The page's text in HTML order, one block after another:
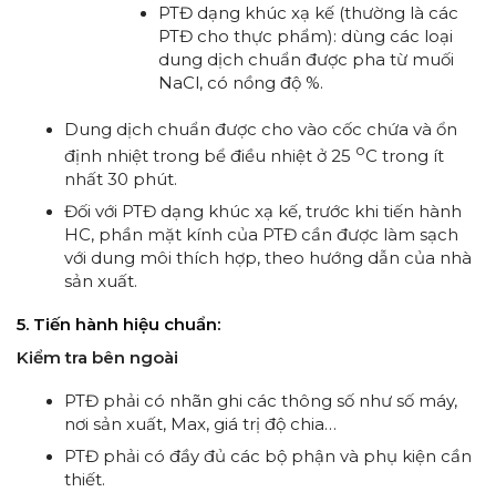
PTĐ dạng khúc xạ kế (thường là các
PTĐ cho thực phẩm): dùng các loại
dung dịch chuẩn được pha từ muối
NaCl, có nồng độ %.
Dung dịch chuẩn được cho vào cốc chứa và ổn
định nhiệt trong bể điều nhiệt ở 25 oC trong ít
nhất 30 phút.
Đối với PTĐ dạng khúc xạ kế, trước khi tiến hành
HC, phần mặt kính của PTĐ cần được làm sạch
với dung môi thích hợp, theo hướng dẫn của nhà
sản xuất.
5. Tiến hành hiệu chuẩn:
Kiểm tra bên ngoài
PTĐ phải có nhãn ghi các thông số như số máy,
nơi sản xuất, Max, giá trị độ chia…
PTĐ phải có đầy đủ các bộ phận và phụ kiện cần
thiết.